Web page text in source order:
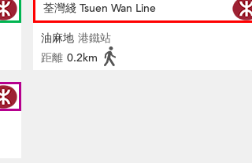
荃灣綫 Tsuen Wan Line
油麻地 港鐵站
距離 0.2km